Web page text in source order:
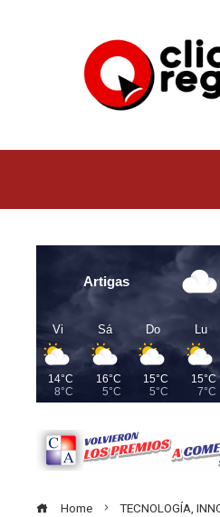
Artigas
Vi
14°C
8°C
Sá
16°C
5°C
Do
15°C
5°C
Lu
15°C
7°C
Home TECNOLOGÍA,